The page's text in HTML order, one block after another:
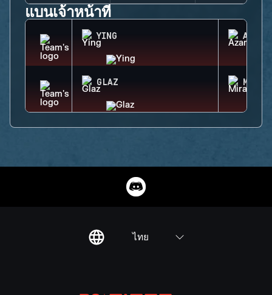
แบนเจ้าหน้าที่
YING AZAMI
GLAZ MIRA
ไทย